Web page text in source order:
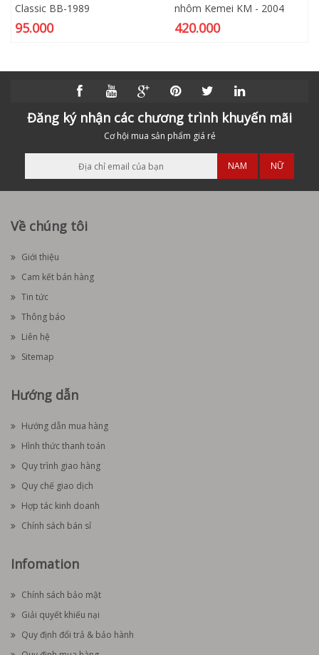
Classic BB-1989
95.000
nhôm Kemei KM - 2004
420.000
Đăng ký nhận các chương trình khuyến mãi
Cơ hội mua sản phẩm giá rẻ
NAM NỮ
Về chúng tôi
Giới thiệu
Cam kết bán hàng
Tin tức
Thông báo
Liên hệ
Sitemap
Hướng dẫn
Hướng dẫn mua hàng
Hình thức thanh toán
Quy trình giao hàng
Quy chế giao dịch
Hợp tác kinh doanh
Chính sách bán sỉ
Infomation
Chính sách bảo mật
Giải quyết khiếu nại
Quy định đổi trả & bảo hành